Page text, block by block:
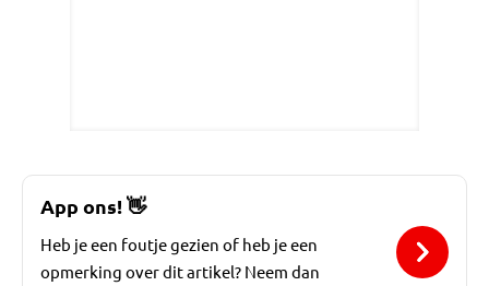
App ons! 👋
Heb je een foutje gezien of heb je een
opmerking over dit artikel? Neem dan